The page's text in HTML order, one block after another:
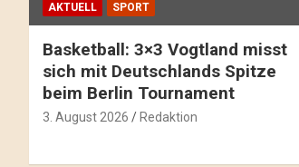
AKTUELL SPORT
Basketball: 3×3 Vogtland misst
sich mit Deutschlands Spitze
beim Berlin Tournament
3. August 2026 Redaktion